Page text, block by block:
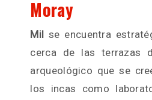
Moray
Mil se encuentra
cerca de las terrazas
arqueológico que se
los incas como